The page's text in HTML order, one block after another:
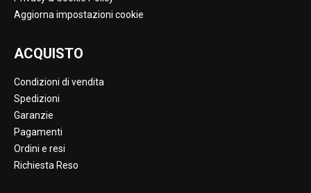
Aggiorna impostazioni cookie
ACQUISTO
Condizioni di vendita
Spedizioni
Garanzie
Pagamenti
Ordini e resi
Richiesta Reso